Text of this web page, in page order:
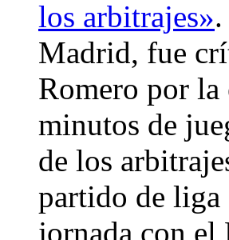
los arbitrajes»
Madrid, fue
Romero por la
minutos de
de los
partido de liga
jornada con el